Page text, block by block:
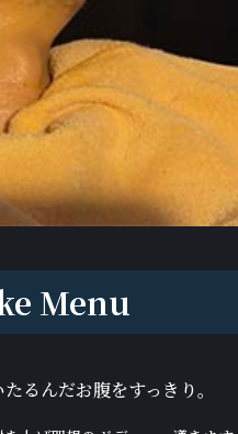
Menu
るんだお腹をすっきり。